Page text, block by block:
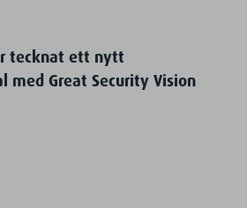
tecknat ett nytt
med Great Security Vision